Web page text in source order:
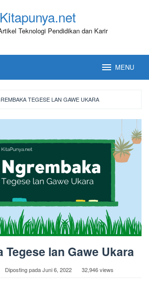
Kitapunya.net
Teknologi Pendidikan dan Karir
MENU
TEGESE LAN GAWE UKARA
Tegese lan Gawe Ukara
Diposting padaJuni 6, 2022 32,946 views